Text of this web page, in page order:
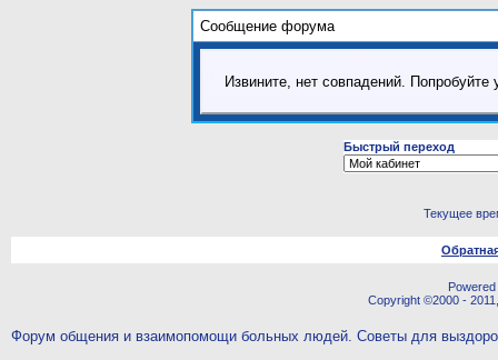
Сообщение форума
Извините, нет совпадений.
Быстрый переход
Текущее
Copyright ©2000 -
Форум общения и взаимопомощи больных людей. Советы для